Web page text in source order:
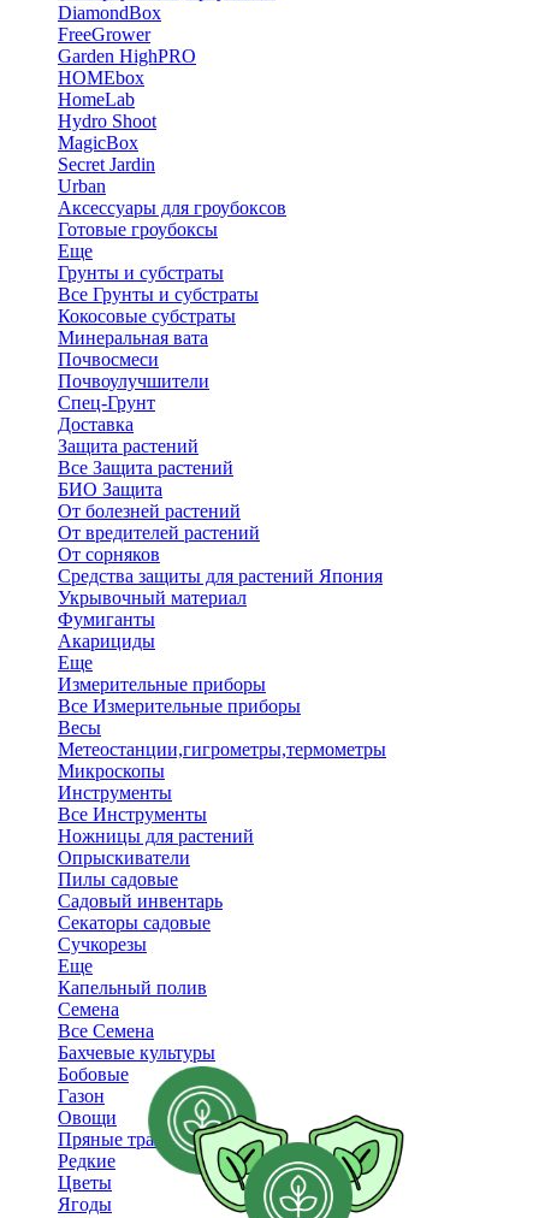
DiamondBox
FreeGrower
Garden HighPRO
HOMEbox
HomeLab
Hydro Shoot
MagicBox
Secret Jardin
Urban
Аксессуары для гроубоксов
Готовые гроубоксы
Еще
Грунты и субстраты
Все Грунты и субстраты
Кокосовые субстраты
Минеральная вата
Почвосмеси
Почвоулучшители
Спец-Грунт
Доставка
Защита растений
Все Защита растений
БИО Защита
От болезней растений
От вредителей растений
От сорняков
Средства защиты для растений Япония
Укрывочный материал
Фумиганты
Акарициды
Еще
Измерительные приборы
Все Измерительные приборы
Весы
Метеостанции,гигрометры,термометры
Микроскопы
Инструменты
Все Инструменты
Ножницы для растений
Опрыскиватели
Пилы садовые
Садовый инвентарь
Секаторы садовые
Сучкорезы
Еще
Капельный полив
Семена
Все Семена
Бахчевые культуры
Бобовые
Газон
Овощи
Пряные травы, салаты
Редкие
Цветы
Ягоды